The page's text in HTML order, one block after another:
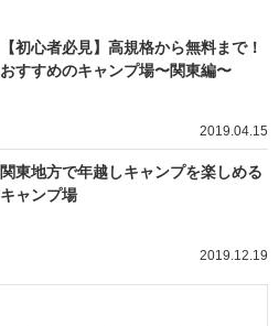
【初心者必見】高規格から無料まで！
おすすめのキャンプ場〜関東編〜
2019.04.15
関東地方で年越しキャンプを楽しめる
キャンプ場
2019.12.19